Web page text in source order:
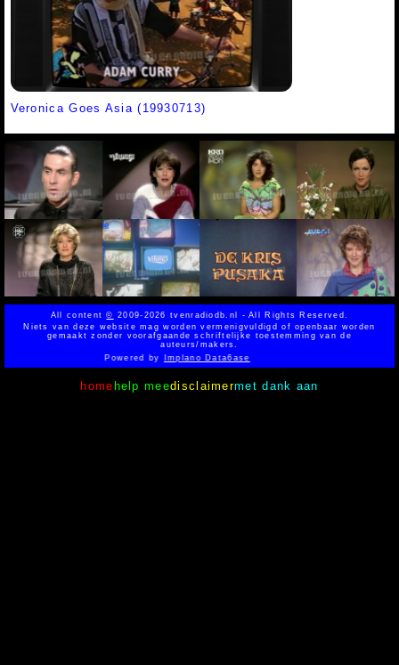
Veronica Goes Asia (19930713)
All content© 2009-2026 tvenradiodb.nl - All Rights Reserved.
Niets van deze website mag worden vermenigvuldigd of openbaar worden
gemaakt zonder voorafgaande schriftelijke toestemming van de
auteurs/makers.
Powered byImplano Data6ase
homehelp meedisclaimermet dank aan